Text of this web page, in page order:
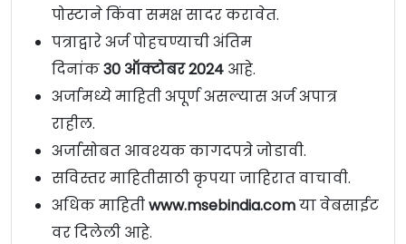
पोस्टाने किंवा समक्ष सादर करावेत.
पत्राद्वारे अर्ज पोहचण्याची अंतिम
दिनांक30 ऑक्टोबर2024 आहे.
अर्जामध्ये माहिती अपूर्ण असल्यास अर्ज अपात्र
राहील.
अर्जासोबत आवश्यक कागदपत्रे जोडावी.
सविस्तर माहितीसाठी कृपया जाहिरात वाचावी.
अधिक माहितीwww.msebindia.comया वेबसाईट
वर दिलेली आहे.